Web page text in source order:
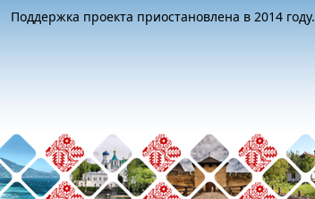
Поддержка проекта приостановлена в 2014 году.